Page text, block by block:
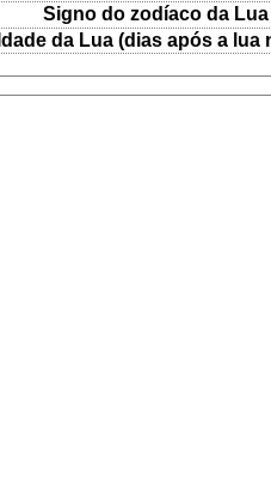
Signo do zodíaco da Lua
Idade da Lua (dias após a lua